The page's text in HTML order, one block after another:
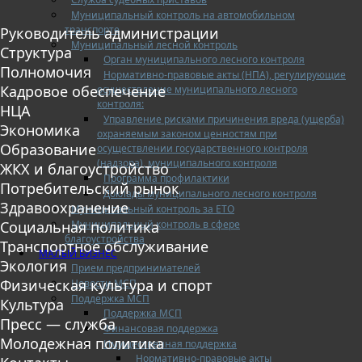
Муниципальный контроль на автомобильном
транспорте
Муниципальный лесной контроль
Орган муниципального лесного контроля
Нормативно-правовые акты (НПА), регулирующие
осуществление муниципального лесного
контроля:
Управление рисками причинения вреда (ущерба)
охраняемым законом ценностям при
осуществлении государственного контроля
(надзора), муниципального контроля
Программа профилактики
Доклады муниципального лесного контроля
Муниципальный контроль за ЕТО
Муниципальный контроль в сфере
благоустройства
МАЛЫЙ БИЗНЕС
Прием предпринимателей
Новости МСП
Поддержка МСП
Поддержка МСП
Финансовая поддержка
Имущественная поддержка
Нормативно-правовые акты
Руководитель администрации
Структура
Полномочия
Кадровое обеспечение
НЦА
Экономика
Образование
ЖКХ и благоустройство
Потребительский рынок
Здравоохранение
Социальная политика
Транспортное обслуживание
Экология
Физическая культура и спорт
Культура
Пресс — служба
Молодежная политика